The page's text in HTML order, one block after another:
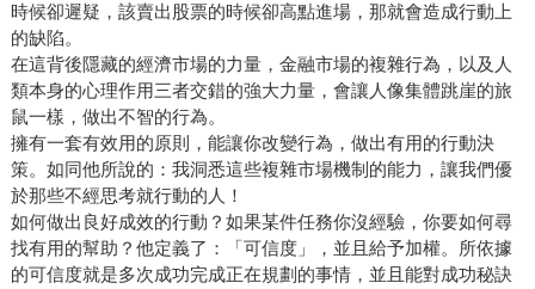
時候卻遲疑，該賣出股票的時候卻高點進場，那就會造成行動上
的缺陷。
在這背後隱藏的經濟市場的力量，金融市場的複雜行為，以及人
類本身的心理作用三者交錯的強大力量，會讓人像集體跳崖的旅
鼠一樣，做出不智的行為。
擁有一套有效用的原則，能讓你改變行為，做出有用的行動決
策。如同他所說的：我洞悉這些複雜市場機制的能力，讓我們優
於那些不經思考就行動的人！
如何做出良好成效的行動？如果某件任務你沒經驗，你要如何尋
找有用的幫助？他定義了：「可信度」，並且給予加權。所依據
的可信度就是多次成功完成正在規劃的事情，並且能對成功秘訣